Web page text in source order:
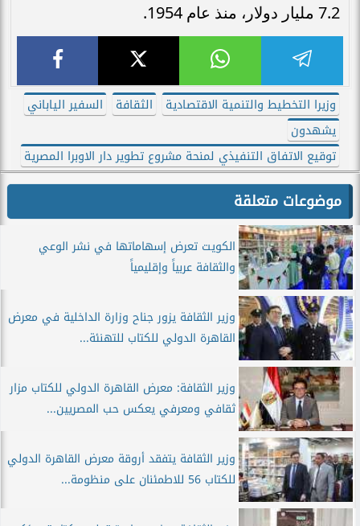
7.2 مليار دولار، منذ عام 1954.
وزيرا التخطيط والتنمية الاقتصادية الثقافة
السفير الياباني
يشهدون
توقيع الاتفاق التنفيذي لمنحة مشروع تطوير دار الاوبرا المصرية
موضوعات متعلقة
الكويت تعرض إسهاماتها في نشر الوعي
والثقافة عربياً وإقليمياً
وزير الثقافة يزور جناح وزارة الداخلية في معرض
القاهرة الدولي للكتاب للتهنئة...
وزير الثقافة: معرض القاهرة الدولي للكتاب مزار
ثقافي ومعرفي يعكس حب المصريين...
وزير الثقافة يتفقد أروقة معرض القاهرة الدولي
للكتاب 56 للاطمئنان على منظومة...